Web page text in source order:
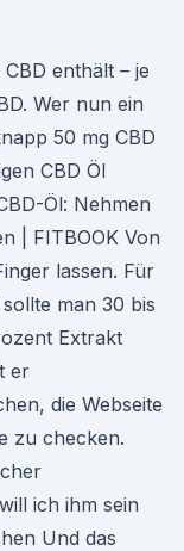
enthält – je
Wer nun ein
50 mg CBD
CBD Öl
Öl: Nehmen
| FITBOOK Von
lassen. Für
man 30 bis
Extrakt
er
die Webseite
zu checken.
ich ihm sein
Und das